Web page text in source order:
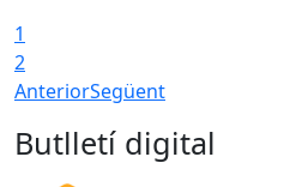
1
2
AnteriorSegüent
Butlletí digital